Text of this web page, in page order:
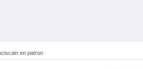
en patron